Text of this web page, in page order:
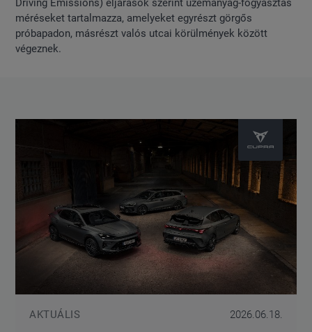
Driving Emissions) eljárások szerint üzemanyag-fogyasztás
méréseket tartalmazza, amelyeket egyrészt görgős
próbapadon, másrészt valós utcai körülmények között
végeznek.
AKTUÁLIS 2026.06.18.